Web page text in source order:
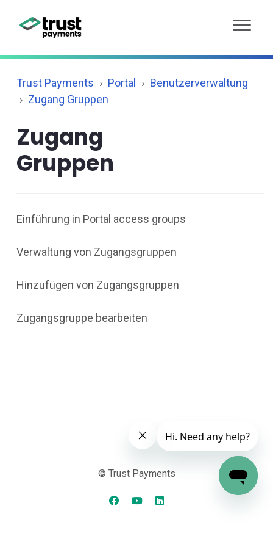
Trust Payments Portal
Benutzerverwaltung
Zugang Gruppen
Zugang
Gruppen
Einführung in Portal access groups
Verwaltung von Zugangsgruppen
Hinzufügen von Zugangsgruppen
Zugangsgruppe bearbeiten
© Trust Payments